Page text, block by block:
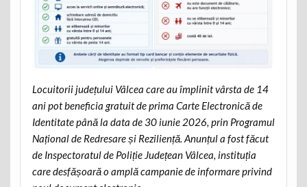
Locuitorii județului Vâlcea care au împlinit vârsta de 14
ani pot beneficia gratuit de prima Carte Electronică de
Identitate până la data de 30 iunie 2026, prin Programul
Național de Redresare și Reziliență. Anunțul a fost făcut
de Inspectoratul de Poliție Județean Vâlcea, instituția
care desfășoară o amplă campanie de informare privind